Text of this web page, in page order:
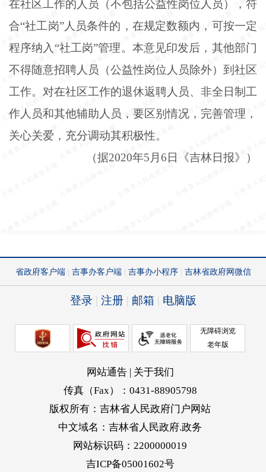
在社区工作的人员（不包括公益性岗位人员），符
合“社工岗”人员条件的，在规定数额内，可按一定
程序纳入“社工岗”管理。本意见印发后，其他部门
不得随意招聘人员（公益性岗位人员除外）到社区
工作。对在社区工作的退休返聘人员、非全日制工
作人员和其他辅助人员，要区别情况，完善管理，
关心关爱，充分调动其积极性。
（据2020年5月6日《吉林日报》）